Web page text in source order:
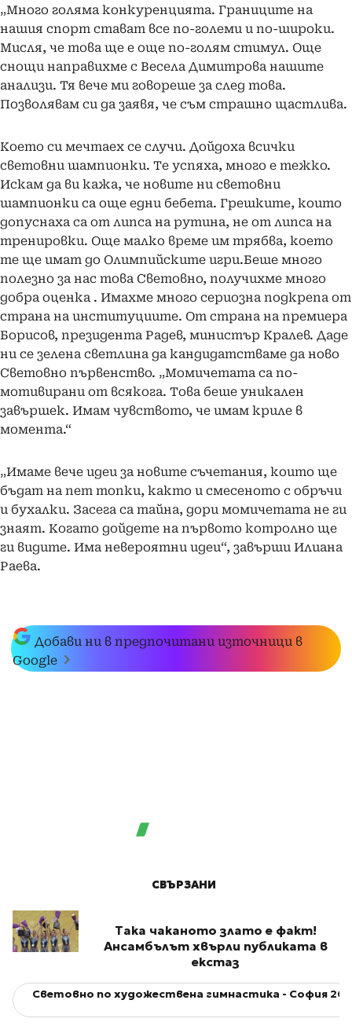
„Много голяма конкуренцията. Границите на
нашия спорт стават все по-големи и по-широки.
Мисля, че това ще е още по-голям стимул. Още
снощи направихме с Весела Димитрова нашите
анализи. Тя вече ми говореше за след това.
Позволявам си да заявя, че съм страшно щастлива.
Което си мечтаех се случи. Дойдоха всички
световни шампионки. Те успяха, много е тежко.
Искам да ви кажа, че новите ни световни
шампионки са още едни бебета. Грешките, които
допуснаха са от липса на рутина, не от липса на
тренировки. Още малко време им трябва, което
те ще имат до Олимпийските игри.Беше много
полезно за нас това Световно, получихме много
добра оценка . Имахме много сериозна подкрепа от
страна на институциите. От страна на премиера
Борисов, президента Радев, министър Кралев. Даде
ни се зелена светлина да кандидатстваме да ново
Световно първенство. „Момичетата са по-
мотивирани от всякога. Това беше уникален
завършек. Имам чувството, че имам криле в
момента.“
„Имаме вече идеи за новите съчетания, които ще
бъдат на пет топки, както и смесеното с обръчи
и бухалки. Засега са тайна, дори момичетата не ги
знаят. Когато дойдете на първото котролно ще
ги видите. Има невероятни идеи“, завърши Илиана
Раева.
Добави ни в предпочитани източници в
Google
СВЪРЗАНИ
Така чаканото злато е факт!
Ансамбълът хвърли публиката в
екстаз
Световно по художествена гимнастика - София